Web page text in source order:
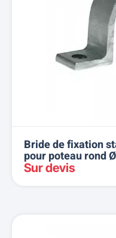
Bride de fixation
pour poteau rond
Sur devis